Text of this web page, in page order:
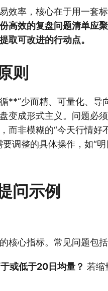
效率，核心在于用一套
高效的复盘问题清单应
取可改进的行动点。
则
**“少而精、可量化、
变成形式主义。问题必
而非模糊的“今天行情好
调整的具体操作，如“
问示例
核心指标。常见问题包括
或低于20日均量？ 若缩